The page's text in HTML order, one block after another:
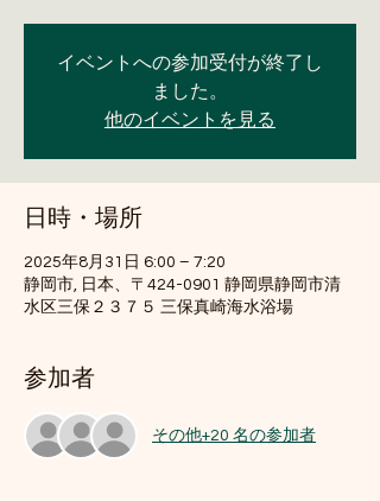
イベントへの参加受付が終了し
ました。
他のイベントを見る
日時・場所
2025年8月31日 6:00 – 7:20
静岡市, 日本、〒424-0901 静岡県静岡市清
水区三保２３７５ 三保真崎海水浴場
参加者
その他+20 名の参加者